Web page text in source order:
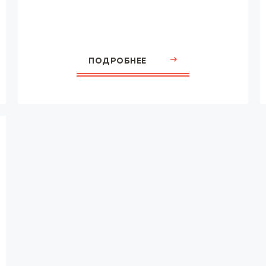
ПОДРОБНЕЕ